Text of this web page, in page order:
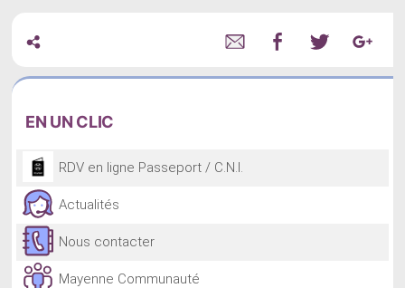
EN UN CLIC
RDV en ligne Passeport / C.N.I.
Actualités
Nous contacter
Mayenne Communauté